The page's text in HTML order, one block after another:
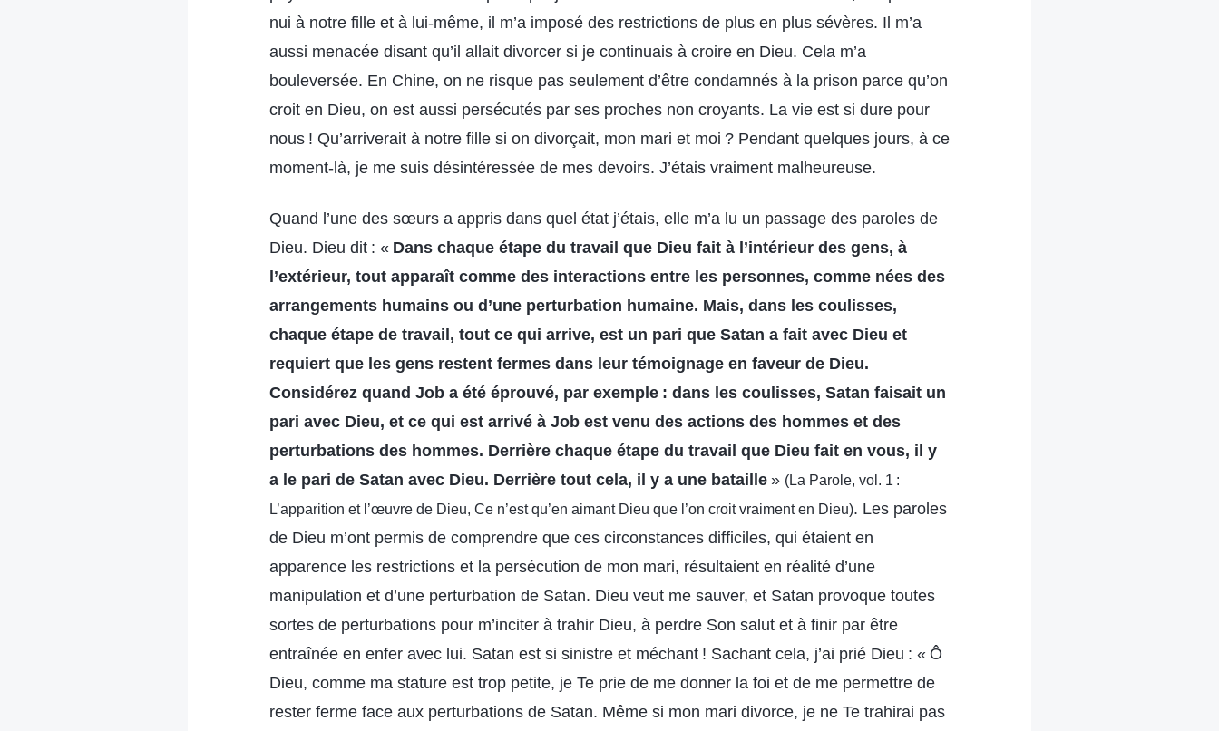
nui à notre fille et à lui-même, il m’a imposé des restrictions de plus en plus sévères. Il m’a
aussi menacée disant qu’il allait divorcer si je continuais à croire en Dieu. Cela m’a
bouleversée. En Chine, on ne risque pas seulement d’être condamnés à la prison parce qu’on
croit en Dieu, on est aussi persécutés par ses proches non croyants. La vie est si dure pour
nous ! Qu’arriverait à notre fille si on divorçait, mon mari et moi ? Pendant quelques jours, à ce
moment-là, je me suis désintéressée de mes devoirs. J’étais vraiment malheureuse.
Quand l’une des sœurs a appris dans quel état j’étais, elle m’a lu un passage des paroles de
Dieu. Dieu dit : « Dans chaque étape du travail que Dieu fait à l’intérieur des gens, à
l’extérieur, tout apparaît comme des interactions entre les personnes, comme nées des
arrangements humains ou d’une perturbation humaine. Mais, dans les coulisses,
chaque étape de travail, tout ce qui arrive, est un pari que Satan a fait avec Dieu et
requiert que les gens restent fermes dans leur témoignage en faveur de Dieu.
Considérez quand Job a été éprouvé, par exemple : dans les coulisses, Satan faisait un
pari avec Dieu, et ce qui est arrivé à Job est venu des actions des hommes et des
perturbations des hommes. Derrière chaque étape du travail que Dieu fait en vous, il y
a le pari de Satan avec Dieu. Derrière tout cela, il y a une bataille » (La Parole, vol. 1 :
L’apparition et l’œuvre de Dieu, Ce n’est qu’en aimant Dieu que l’on croit vraiment en Dieu). Les paroles
de Dieu m’ont permis de comprendre que ces circonstances difficiles, qui étaient en
apparence les restrictions et la persécution de mon mari, résultaient en réalité d’une
manipulation et d’une perturbation de Satan. Dieu veut me sauver, et Satan provoque toutes
sortes de perturbations pour m’inciter à trahir Dieu, à perdre Son salut et à finir par être
entraînée en enfer avec lui. Satan est si sinistre et méchant ! Sachant cela, j’ai prié Dieu : « Ô
Dieu, comme ma stature est trop petite, je Te prie de me donner la foi et de me permettre de
rester ferme face aux perturbations de Satan. Même si mon mari divorce, je ne Te trahirai pas